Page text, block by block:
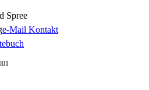
Spree
e-Mail KontaktOpens